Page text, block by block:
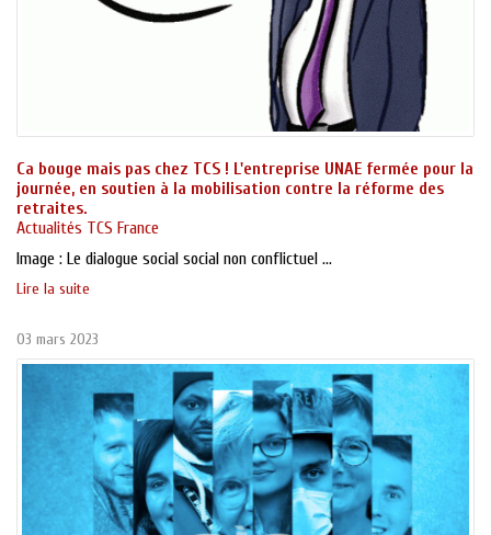
Ca bouge mais pas chez TCS ! L'entreprise UNAE fermée pour la
journée, en soutien à la mobilisation contre la réforme des
retraites.
Actualités TCS France
Image : Le dialogue social social non conflictuel ...
Lire la suite
03 mars 2023